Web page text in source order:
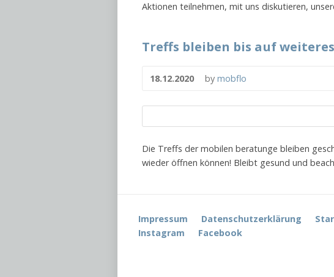
Aktionen teilnehmen, mit uns diskutieren,
Treffs bleiben bis auf
18.12.2020 by mobflo
Die Treffs der mobilen beratunge bleiben
wieder öffnen können! Bleibt gesund und
Impressum Datenschutzerklärung
Instagram
Facebook